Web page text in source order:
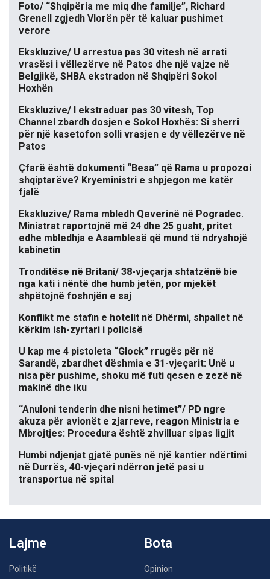
Foto/ “Shqipëria me miq dhe familje”, Richard
Grenell zgjedh Vlorën për të kaluar pushimet
verore
Ekskluzive/ U arrestua pas 30 vitesh në arrati
vrasësi i vëllezërve në Patos dhe një vajze në
Belgjikë, SHBA ekstradon në Shqipëri Sokol
Hoxhën
Ekskluzive/ I ekstraduar pas 30 vitesh, Top
Channel zbardh dosjen e Sokol Hoxhës: Si sherri
për një kasetofon solli vrasjen e dy vëllezërve në
Patos
Çfarë është dokumenti “Besa” që Rama u propozoi
shqiptarëve? Kryeministri e shpjegon me katër
fjalë
Ekskluzive/ Rama mbledh Qeverinë në Pogradec.
Ministrat raportojnë më 24 dhe 25 gusht, pritet
edhe mbledhja e Asamblesë që mund të ndryshojë
kabinetin
Tronditëse në Britani/ 38-vjeçarja shtatzënë bie
nga kati i nëntë dhe humb jetën, por mjekët
shpëtojnë foshnjën e saj
Konflikt me stafin e hotelit në Dhërmi, shpallet në
kërkim ish-zyrtari i policisë
U kap me 4 pistoleta “Glock” rrugës për në
Sarandë, zbardhet dëshmia e 31-vjeçarit: Unë u
nisa për pushime, shoku më futi qesen e zezë në
makinë dhe iku
“Anuloni tenderin dhe nisni hetimet”/ PD ngre
akuza për avionët e zjarreve, reagon Ministria e
Mbrojtjes: Procedura është zhvilluar sipas ligjit
Humbi ndjenjat gjatë punës në një kantier ndërtimi
në Durrës, 40-vjeçari ndërron jetë pasi u
transportua në spital
Lajme
Politikë
Bota
Opinion